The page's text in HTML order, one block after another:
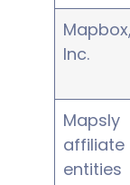
Mapbox,
Inc.
Mapsly
affiliate
entities